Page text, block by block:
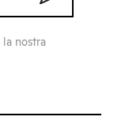
nostra